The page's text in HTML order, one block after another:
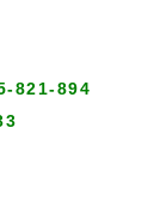
821-894